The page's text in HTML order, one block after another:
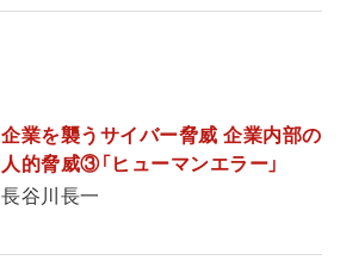
企業を襲うサイバー脅威 企業内部の
人的脅威③「ヒューマンエラー」
長谷川長一